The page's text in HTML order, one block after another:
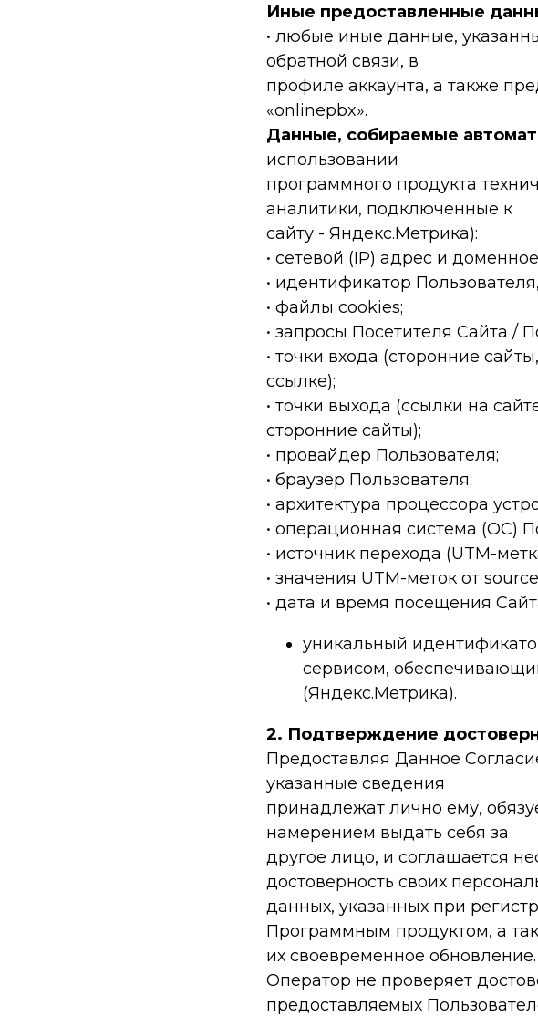
Иные предоставленные
• любые иные данные,
обратной связи, в
профиле аккаунта, а также
«onlinepbx».
Данные, собираемые
использовании
программного продукта
аналитики, подключенные к
сайту - Яндекс.Метрика):
• сетевой (IP) адрес и
• идентификатор
• файлы cookies;
• запросы Посетителя Сайта /
• точки входа (сторонние
ссылке);
• точки выхода (ссылки на
сторонние сайты);
• провайдер Пользователя;
• браузер Пользователя;
• архитектура процессора
• операционная система (ОС)
• источник перехода (UTM-
• значения UTM-меток от
• дата и время посещения
уникальный
сервисом,
(Яндекс.Метрика).
2. Подтверждение
Предоставляя Данное
указанные сведения
принадлежат лично ему,
намерением выдать себя за
другое лицо, и соглашается
достоверность своих
данных, указанных при
Программным продуктом, а
их своевременное обновление.
Оператор не проверяет
предоставляемых